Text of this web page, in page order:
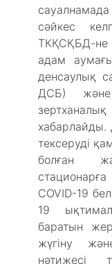
сәйкес
ТКҚСҚБД-не
адам
денсаулық
ДСБ) және
тексеруді
болған
COVID-19
19
баратын
жүгіну
нәтижесі